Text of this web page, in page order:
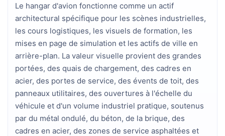
Le hangar d'avion fonctionne comme un actif
architectural spécifique pour les scènes industrielles,
les cours logistiques, les visuels de formation, les
mises en page de simulation et les actifs de ville en
arrière-plan. La valeur visuelle provient des grandes
portées, des quais de chargement, des cadres en
acier, des portes de service, des évents de toit, des
panneaux utilitaires, des ouvertures à l'échelle du
véhicule et d'un volume industriel pratique, soutenus
par du métal ondulé, du béton, de la brique, des
cadres en acier, des zones de service asphaltées et